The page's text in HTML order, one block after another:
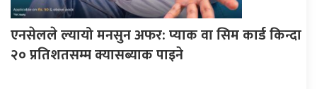
एनसेलले ल्यायो मनसुन अफर: प्याक वा सिम कार्ड किन्दा
२० प्रतिशतसम्म क्यासब्याक पाइने